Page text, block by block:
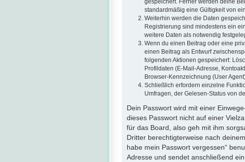
standardmäßig eine Gültigkeit von
Weiterhin werden die Daten
Registrierung sind mindestens ein
weitere Daten als notwendig
Wenn du einen Beitrag oder eine
einen Beitrag als Entwurf
folgenden Aktionen gespeichert:
Profildaten (E-Mail-Adresse,
Browser-Kennzeichnung (User
Schließlich erfordern einzelne
Umfragen, der Gelesen-Status von
Dein Passwort wird mit einer
dieses Passwort nicht auf einer
für das Board, also geh mit ihm
Dritter berechtigterweise nach
habe mein Passwort vergessen“
Adresse und sendet anschließend